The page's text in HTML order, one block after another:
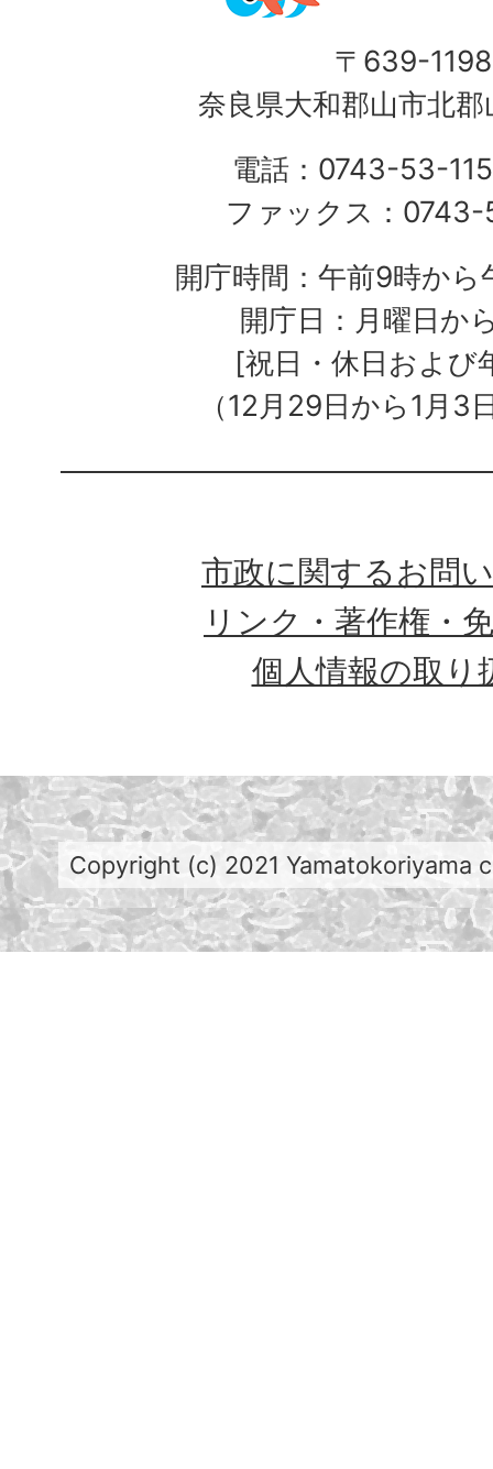
〒639-1198
奈良県大和郡山市北
電話：0743-53-
ファックス：
開庁時間：午前9時か
開庁日：月曜日か
[祝日・休日および
（12月29日から1月3
市政に関するお問
リンク・著作権・
個人情報の取り
Copyright (c) 2021 Yamatokoriyama